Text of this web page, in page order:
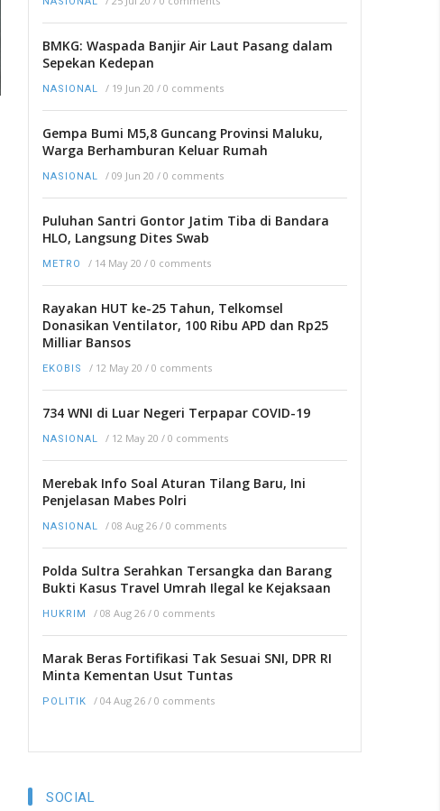
BMKG: Waspada Banjir Air Laut Pasang dalam
Sepekan Kedepan
NASIONAL / 19 Jun 20 / 0 comments
Gempa Bumi M5,8 Guncang Provinsi Maluku,
Warga Berhamburan Keluar Rumah
NASIONAL / 09 Jun 20 / 0 comments
Puluhan Santri Gontor Jatim Tiba di Bandara
HLO, Langsung Dites Swab
METRO / 14 May 20 / 0 comments
Rayakan HUT ke-25 Tahun, Telkomsel
Donasikan Ventilator, 100 Ribu APD dan Rp25
Milliar Bansos
EKOBIS / 12 May 20 / 0 comments
734 WNI di Luar Negeri Terpapar COVID-19
NASIONAL / 12 May 20 / 0 comments
Merebak Info Soal Aturan Tilang Baru, Ini
Penjelasan Mabes Polri
NASIONAL / 08 Aug 26 / 0 comments
Polda Sultra Serahkan Tersangka dan Barang
Bukti Kasus Travel Umrah Ilegal ke Kejaksaan
HUKRIM / 08 Aug 26 / 0 comments
Marak Beras Fortifikasi Tak Sesuai SNI, DPR RI
Minta Kementan Usut Tuntas
POLITIK / 04 Aug 26 / 0 comments
SOCIAL